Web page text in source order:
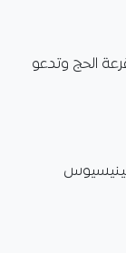
الحج وتدعو